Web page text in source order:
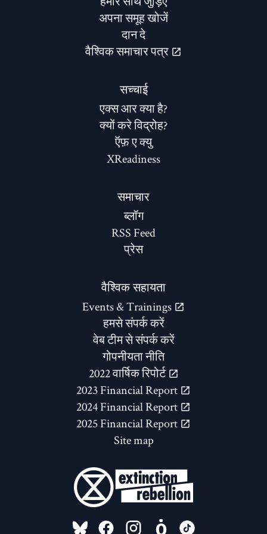
अपना समूह खोजें
दान दे
वैश्विक समाचार पत्र
सच्चाई
एक्स आर क्या है?
क्यों करे विद्रोह?
ऍफ़ ए क्यु
XReadiness
समाचार
ब्लॉग
RSS Feed
प्रेस
वैश्विक सहायता
Events & Trainings
हमसे संपर्क करें
वेब टीम से संपर्क करें
गोपनीयता नीति
2022 वार्षिक रिपोर्ट
2023 Financial Report
2024 Financial Report
2025 Financial Report
Site map
FOLLOW US ON